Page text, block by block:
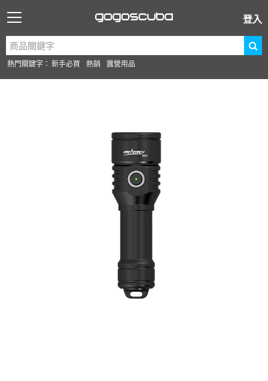
登入
熱門關鍵字： 新手必買 熱銷 露營用品